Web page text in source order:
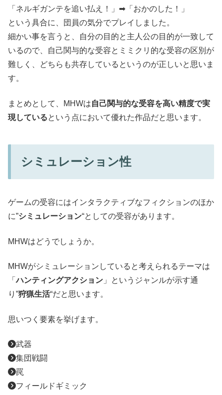
「ネルギガンテを追い払え！」➡「おかのした！」
という具合に、団員の気分でプレイしました。
細かい事を言うと、自分の目的と主人公の目的が一致して
いるので、自己関与的な受容とミミクリ的な受容の区別が
難しく、どちらも共存しているというのが正しいと思いま
す。
まとめとして、MHWは自己関与的な受容を高い精度で実
現しているという点において優れた作品だと思います。
シミュレーション性
ゲームの受容にはインタラクティブなフィクションのほか
に”シミュレーション“としての受容があります。
MHWはどうでしょうか。
MHWがシミュレーションしていると考えられるテーマは
「ハンティングアクション 」というジャンルが示す通
り”狩猟生活“だと思います。
思いつく要素を挙げます。
武器
集団戦闘
罠
フィールドギミック